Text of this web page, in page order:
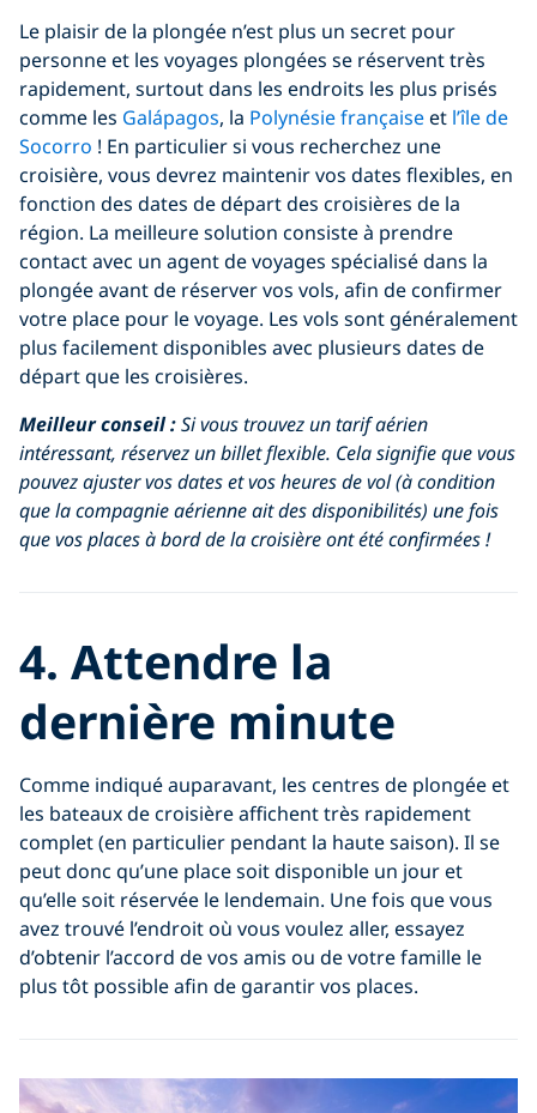
Le plaisir de la plongée n’est plus un secret pour
personne et les voyages plongées se réservent très
rapidement, surtout dans les endroits les plus prisés
comme les Galápagos, la Polynésie françaiseet l’île de
Socorro ! En particulier si vous recherchez une
croisière, vous devrez maintenir vos dates flexibles, en
fonction des dates de départ des croisières de la
région. La meilleure solution consiste à prendre
contact avec un agent de voyages spécialisé dans la
plongée avant de réserver vos vols, afin de confirmer
votre place pour le voyage. Les vols sont généralement
plus facilement disponibles avec plusieurs dates de
départ que les croisières.
Meilleur conseil :Si vous trouvez un tarif aérien
intéressant, réservez un billet flexible. Cela signifie que vous
pouvez ajuster vos dates et vos heures de vol (à condition
que la compagnie aérienne ait des disponibilités) une fois
que vos places à bord de la croisière ont été confirmées !
4. Attendre la
dernière minute
Comme indiqué auparavant, les centres de plongée et
les bateaux de croisière affichent très rapidement
complet (en particulier pendant la haute saison). Il se
peut donc qu’une place soit disponible un jour et
qu’elle soit réservée le lendemain. Une fois que vous
avez trouvé l’endroit où vous voulez aller, essayez
d’obtenir l’accord de vos amis ou de votre famille le
plus tôt possible afin de garantir vos places.